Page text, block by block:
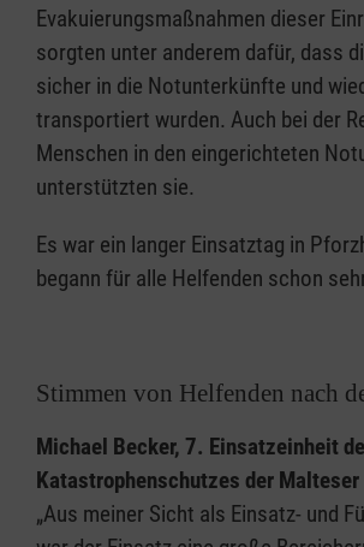
Evakuierungsmaßnahmen dieser
sorgten unter anderem dafür, dass
sicher in die Notunterkünfte und
transportiert wurden. Auch bei der
Menschen in den eingerichteten
unterstützten sie.
Es war ein langer Einsatztag in
begann für alle Helfenden schon
Stimmen von Helfenden nach
Michael Becker, 7. Einsatzeinheit
Katastrophenschutzes der
„Aus meiner Sicht als Einsatz- und